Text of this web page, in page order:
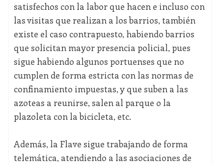
satisfechos con la labor que hacen e incluso con
las visitas que realizan a los barrios, también
existe el caso contrapuesto, habiendo barrios
que solicitan mayor presencia policial, pues
sigue habiendo algunos portuenses que no
cumplen de forma estricta con las normas de
confinamiento impuestas, y que suben a las
azoteas a reunirse, salen al parque o la
plazoleta con la bicicleta, etc.
Además, la Flave sigue trabajando de forma
telemática, atendiendo a las asociaciones de